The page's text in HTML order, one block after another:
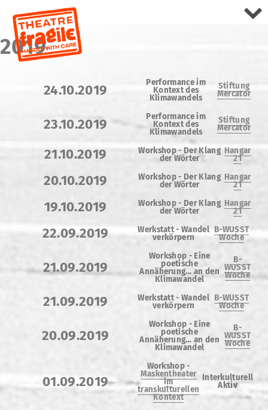
2019
24.10.2019 Performance im
Kontext des
Klimawandels
Stiftung
Mercator
23.10.2019 Performance im
Kontext des
Klimawandels
Stiftung
Mercator
21.10.2019 Workshop - Der Klang
der Wörter
Hangar
21
20.10.2019 Workshop - Der Klang
der Wörter
Hangar
21
19.10.2019 Workshop - Der Klang
der Wörter
Hangar
21
22.09.2019 Werkstatt - Wandel
verkörpern
B-WUSST
Woche
21.09.2019
Workshop - Eine
poetische
Annäherung… an den
Klimawandel
B-
WUSST
Woche
21.09.2019 Werkstatt - Wandel
verkörpern
B-WUSST
Woche
20.09.2019
Workshop - Eine
poetische
Annäherung… an den
Klimawandel
B-
WUSST
Woche
01.09.2019
Workshop -
Maskentheater
im
transkulturellen
Kontext
Interkulturell
Aktiv